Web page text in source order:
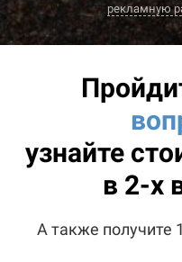
рекламную
узнайте
в 2-х
А также получите